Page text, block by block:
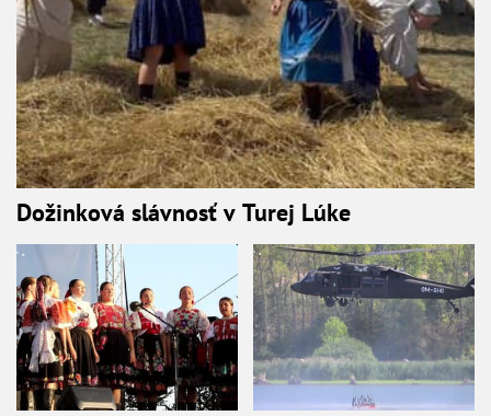
Dožinková slávnosť v Turej Lúke